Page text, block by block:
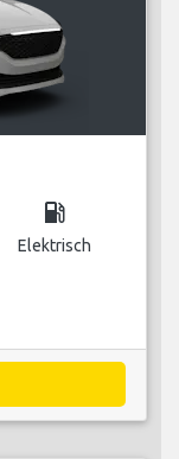
local_gas_station
Elektrisch